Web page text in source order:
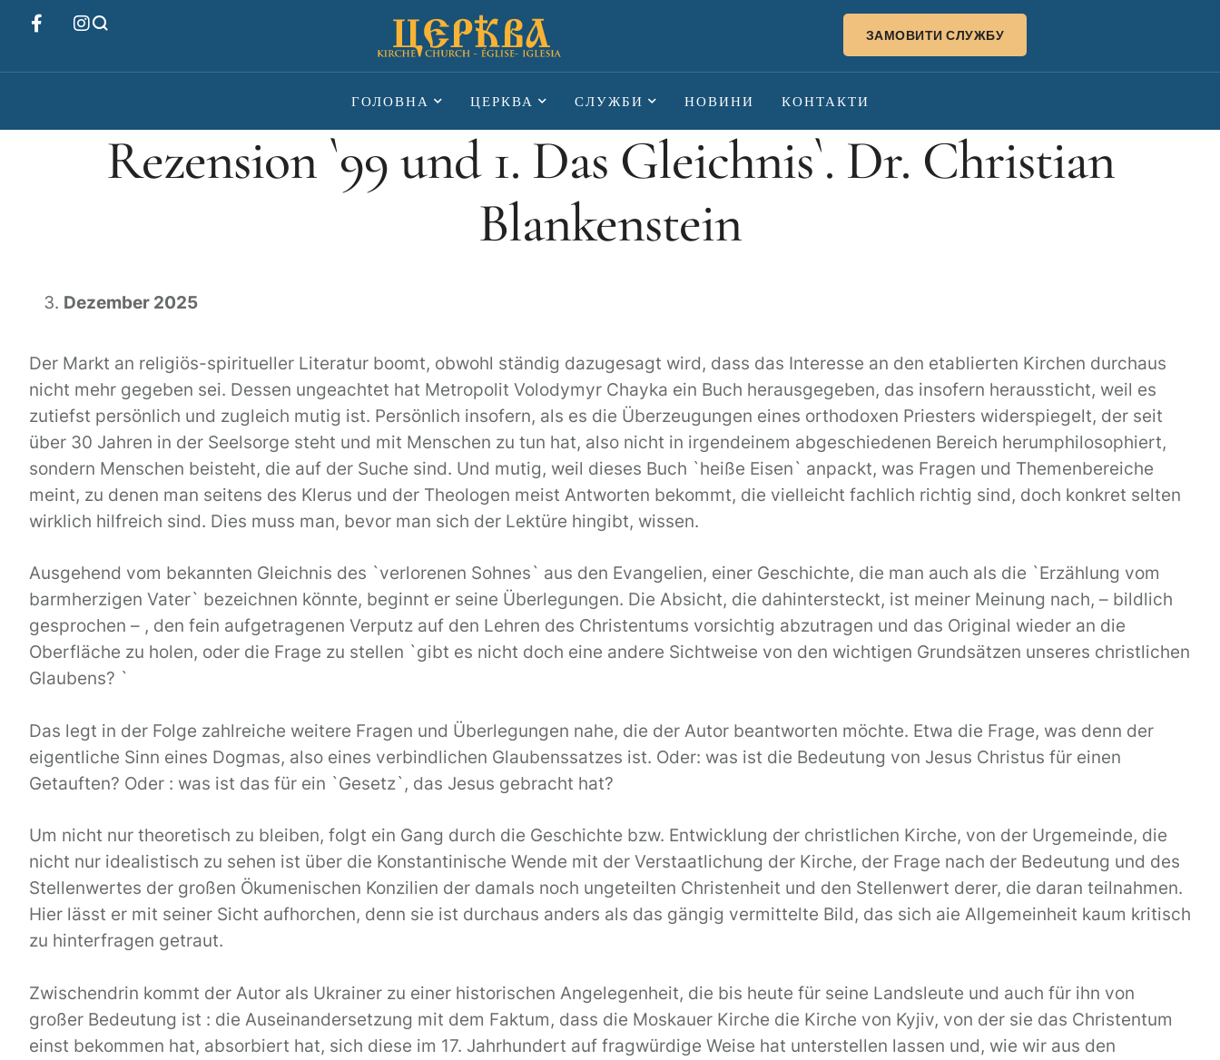
ЗАМОВИТИ СЛУЖБУ
ГОЛОВНА ЦЕРКВА СЛУЖБИ НОВИНИ КОНТАКТИ
Rezension `99 und 1. Das Gleichnis`. Dr. Christian
Blankenstein
Dezember 2025
Der Markt an religiös-spiritueller Literatur boomt, obwohl ständig dazugesagt wird, dass das Interesse an den etablierten Kirchen durchaus
nicht mehr gegeben sei. Dessen ungeachtet hat Metropolit Volodymyr Chayka ein Buch herausgegeben, das insofern heraussticht, weil es
zutiefst persönlich und zugleich mutig ist. Persönlich insofern, als es die Überzeugungen eines orthodoxen Priesters widerspiegelt, der seit
über 30 Jahren in der Seelsorge steht und mit Menschen zu tun hat, also nicht in irgendeinem abgeschiedenen Bereich herumphilosophiert,
sondern Menschen beisteht, die auf der Suche sind. Und mutig, weil dieses Buch `heiße Eisen` anpackt, was Fragen und Themenbereiche
meint, zu denen man seitens des Klerus und der Theologen meist Antworten bekommt, die vielleicht fachlich richtig sind, doch konkret selten
wirklich hilfreich sind. Dies muss man, bevor man sich der Lektüre hingibt, wissen.
Ausgehend vom bekannten Gleichnis des `verlorenen Sohnes` aus den Evangelien, einer Geschichte, die man auch als die `Erzählung vom
barmherzigen Vater` bezeichnen könnte, beginnt er seine Überlegungen. Die Absicht, die dahintersteckt, ist meiner Meinung nach, – bildlich
gesprochen – , den fein aufgetragenen Verputz auf den Lehren des Christentums vorsichtig abzutragen und das Original wieder an die
Oberfläche zu holen, oder die Frage zu stellen `gibt es nicht doch eine andere Sichtweise von den wichtigen Grundsätzen unseres christlichen
Glaubens? `
Das legt in der Folge zahlreiche weitere Fragen und Überlegungen nahe, die der Autor beantworten möchte. Etwa die Frage, was denn der
eigentliche Sinn eines Dogmas, also eines verbindlichen Glaubenssatzes ist. Oder: was ist die Bedeutung von Jesus Christus für einen
Getauften? Oder : was ist das für ein `Gesetz`, das Jesus gebracht hat?
Um nicht nur theoretisch zu bleiben, folgt ein Gang durch die Geschichte bzw. Entwicklung der christlichen Kirche, von der Urgemeinde, die
nicht nur idealistisch zu sehen ist über die Konstantinische Wende mit der Verstaatlichung der Kirche, der Frage nach der Bedeutung und des
Stellenwertes der großen Ökumenischen Konzilien der damals noch ungeteilten Christenheit und den Stellenwert derer, die daran teilnahmen.
Hier lässt er mit seiner Sicht aufhorchen, denn sie ist durchaus anders als das gängig vermittelte Bild, das sich aie Allgemeinheit kaum kritisch
zu hinterfragen getraut.
Zwischendrin kommt der Autor als Ukrainer zu einer historischen Angelegenheit, die bis heute für seine Landsleute und auch für ihn von
großer Bedeutung ist : die Auseinandersetzung mit dem Faktum, dass die Moskauer Kirche die Kirche von Kyjiv, von der sie das Christentum
einst bekommen hat, absorbiert hat, sich diese im 17. Jahrhundert auf fragwürdige Weise hat unterstellen lassen und, wie wir aus den